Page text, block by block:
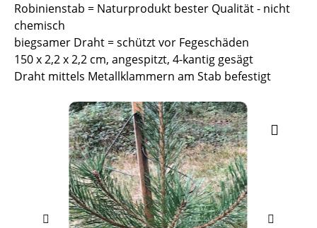
Robinienstab = Naturprodukt bester Qualität - nicht
chemisch
biegsamer Draht = schützt vor Fegeschäden
150 x 2,2 x 2,2 cm, angespitzt, 4-kantig gesägt
Draht mittels Metallklammern am Stab befestigt